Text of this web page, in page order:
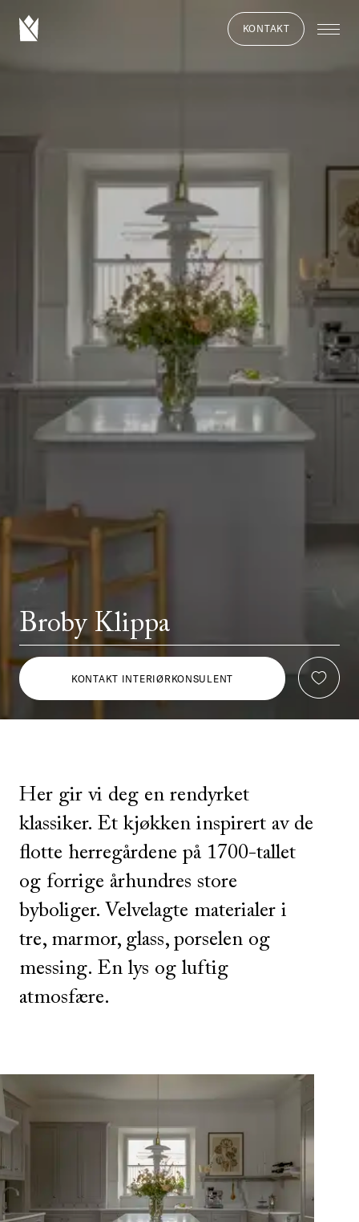
KONTAKT
Broby Klippa
KONTAKT INTERIØRKONSULENT
Her gir vi deg en rendyrket
klassiker. Et kjøkken inspirert av de
flotte herregårdene på 1700-tallet
og forrige århundres store
byboliger. Velvelagte materialer i
tre, marmor, glass, porselen og
messing. En lys og luftig
atmosfære.